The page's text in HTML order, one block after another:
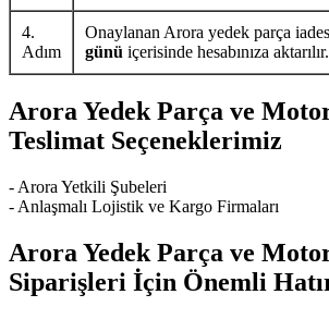
4.
Adım
Onaylanan Arora yedek parça
günü içerisinde hesabınıza aktarılır.
Arora Yedek Parça ve
Teslimat Seçeneklerimiz
- Arora Yetkili Şubeleri
- Anlaşmalı Lojistik ve Kargo Firmaları
Arora Yedek Parça ve
Siparişleri İçin Önemli